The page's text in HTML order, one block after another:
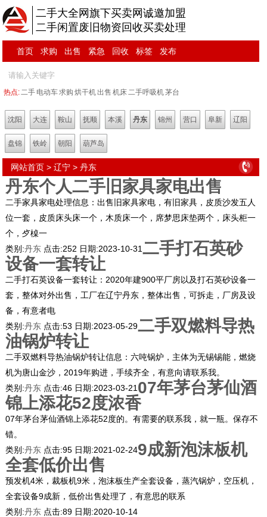
二手大全网旗下买卖网诚邀加盟
二手闲置废旧物资回收买卖处理
首页 求购 出售 紧急 回收 标签 发布
热点:二手 电动车求购 烘干机出售 机床二手呼吸机茅台
沈阳 大连 鞍山 抚顺 本溪 丹东 锦州 营口 阜新 辽阳
盘锦 铁岭 朝阳 葫芦岛
网站首页 >辽宁 >丹东
丹东个人二手旧家具家电出售
二手家具家电处理信息：出售旧家具家电，有旧家具，皮质沙发五人
位一套，皮质床头床一个，木质床一个，席梦思床垫两个，床头柜一
个，歺槕一
类别:丹东 点击:252 日期:2023-10-31 二手打石英砂
设备一套转让
二手打石英设备一套转让：2020年建900平厂房以及打石英砂设备一
套，整体对外出售，工厂在辽宁丹东，整体出售，可拆走，厂房及设
备，有意者电
类别:丹东 点击:53 日期:2023-05-29二手双燃料导热
油锅炉转让
二手双燃料导热油锅炉转让信息：六吨锅炉，主体为无锡锡能，燃烧
机为唐山金沙，2019年购进，手续齐全，有意向请联系我。
类别:丹东 点击:46 日期:2023-03-21 07年茅台茅仙酒
锦上添花52度浓香
07年茅台茅仙酒锦上添花52度的。有需要的联系我，就一瓶。保存不
错。
类别:丹东 点击:95 日期:2021-02-249成新泡沫板机
全套低价出售
预发机4米，裁板机9米，泡沫板生产全套设备，蒸汽锅炉，空压机，
全套设备9成新，低价出售处理了，有意思的联系
类别:丹东 点击:89 日期:2020-10-14